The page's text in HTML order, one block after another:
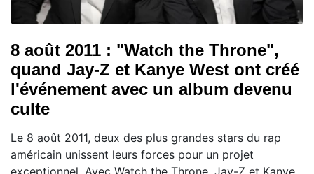
8 août 2011 : "Watch the Throne",
quand Jay-Z et Kanye West ont créé
l'événement avec un album devenu
culte
Le 8 août 2011, deux des plus grandes stars du rap
américain unissent leurs forces pour un projet
exceptionnel. Avec Watch the Throne, Jay-Z et Kanye